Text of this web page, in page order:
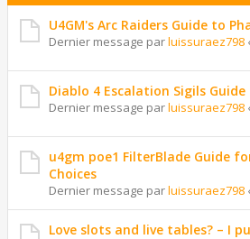
U4GM's Arc Raiders Guide to
Dernier message parluissuraez798
Diablo 4 Escalation Sigils Guide
Dernier message parluissuraez798
u4gm poe1 FilterBlade Guide
Choices
Dernier message parluissuraez798
Love slots and live tables? – I